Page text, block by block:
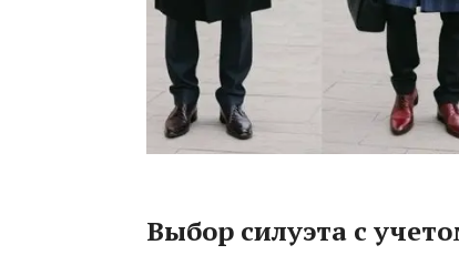
Выбор силуэта с